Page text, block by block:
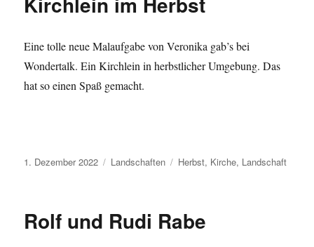
Eine tolle neue Malaufgabe von Veronika gab’s bei
Wondertalk. Ein Kirchlein in herbstlicher Umgebung. Das
hat so einen Spaß gemacht.
Veröffentlicht
1. Dezember 2022 Kategorien
Landschaften Schlagwörter
Herbst, Kirche, Landschaft
Rolf und Rudi Rabe